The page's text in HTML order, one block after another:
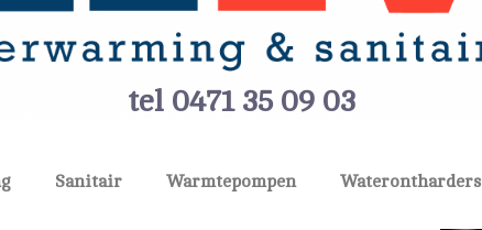
tel 0471 35 09 03
Sanitair Warmtepompen Waterontharders